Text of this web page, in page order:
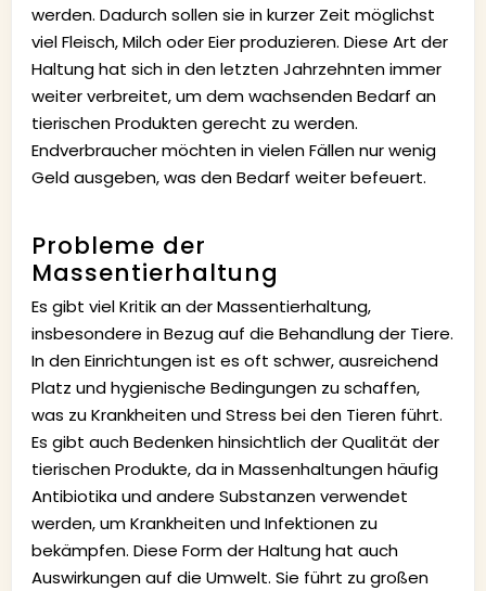
werden. Dadurch sollen sie in kurzer Zeit möglichst
viel Fleisch, Milch oder Eier produzieren. Diese Art der
Haltung hat sich in den letzten Jahrzehnten immer
weiter verbreitet, um dem wachsenden Bedarf an
tierischen Produkten gerecht zu werden.
Endverbraucher möchten in vielen Fällen nur wenig
Geld ausgeben, was den Bedarf weiter befeuert.
Probleme der
Massentierhaltung
Es gibt viel Kritik an der Massentierhaltung,
insbesondere in Bezug auf die Behandlung der Tiere.
In den Einrichtungen ist es oft schwer, ausreichend
Platz und hygienische Bedingungen zu schaffen,
was zu Krankheiten und Stress bei den Tieren führt.
Es gibt auch Bedenken hinsichtlich der Qualität der
tierischen Produkte, da in Massenhaltungen häufig
Antibiotika und andere Substanzen verwendet
werden, um Krankheiten und Infektionen zu
bekämpfen. Diese Form der Haltung hat auch
Auswirkungen auf die Umwelt. Sie führt zu großen